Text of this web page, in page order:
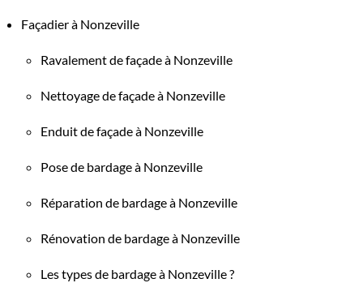
Façadier à Nonzeville
Ravalement de façade à Nonzeville
Nettoyage de façade à Nonzeville
Enduit de façade à Nonzeville
Pose de bardage à Nonzeville
Réparation de bardage à Nonzeville
Rénovation de bardage à Nonzeville
Les types de bardage à Nonzeville ?